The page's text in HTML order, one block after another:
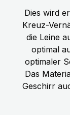
Dies wird
Kreuz-
die Leine
optimal
optimaler
Das
Geschirr